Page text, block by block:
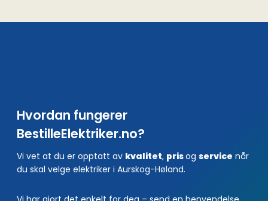
Hvordan fungerer
BestilleElektriker.no?
Vi vet at du er opptatt av kvalitet, prisog service når
du skal velge elektriker i Aurskog-Høland.